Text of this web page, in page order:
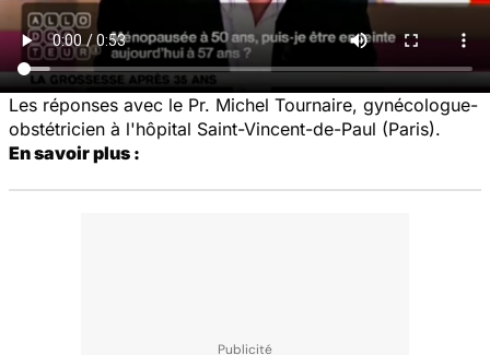
Les réponses avec le Pr. Michel Tournaire, gynécologue-
obstétricien à l'hôpital Saint-Vincent-de-Paul (Paris).
En savoir plus :